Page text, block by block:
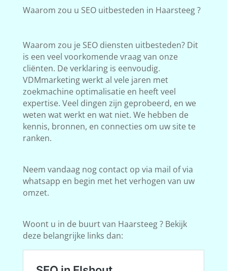
Waarom zou u SEO uitbesteden in Haarsteeg ?
Waarom zou je SEO diensten uitbesteden? Dit
is een veel voorkomende vraag van onze
cliënten. De verklaring is eenvoudig.
VDMmarketing werkt al vele jaren met
zoekmachine optimalisatie en heeft veel
expertise. Veel dingen zijn geprobeerd, en we
weten wat werkt en wat niet. We hebben de
kennis, bronnen, en connecties om uw site te
ranken.
Neem vandaag nog contact op via mail of via
whatsapp en begin met het verhogen van uw
omzet.
Woont u in de buurt van Haarsteeg ? Bekijk
deze belangrijke links dan: